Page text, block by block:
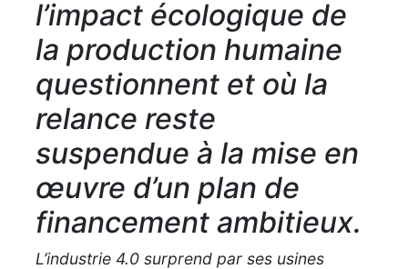
l’impact écologique de
la production humaine
questionnent et où la
relance reste
suspendue à la mise en
œuvre d’un plan de
financement ambitieux.
L’industrie 4.0 surprend par ses usines